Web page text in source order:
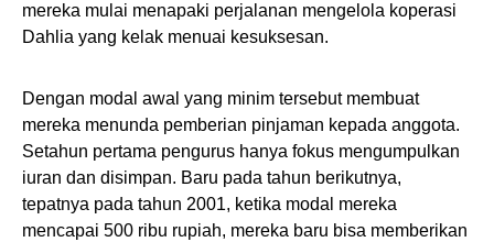
mereka mulai menapaki perjalanan mengelola koperasi
Dahlia yang kelak menuai kesuksesan.
Dengan modal awal yang minim tersebut membuat
mereka menunda pemberian pinjaman kepada anggota.
Setahun pertama pengurus hanya fokus mengumpulkan
iuran dan disimpan. Baru pada tahun berikutnya,
tepatnya pada tahun 2001, ketika modal mereka
mencapai 500 ribu rupiah, mereka baru bisa memberikan